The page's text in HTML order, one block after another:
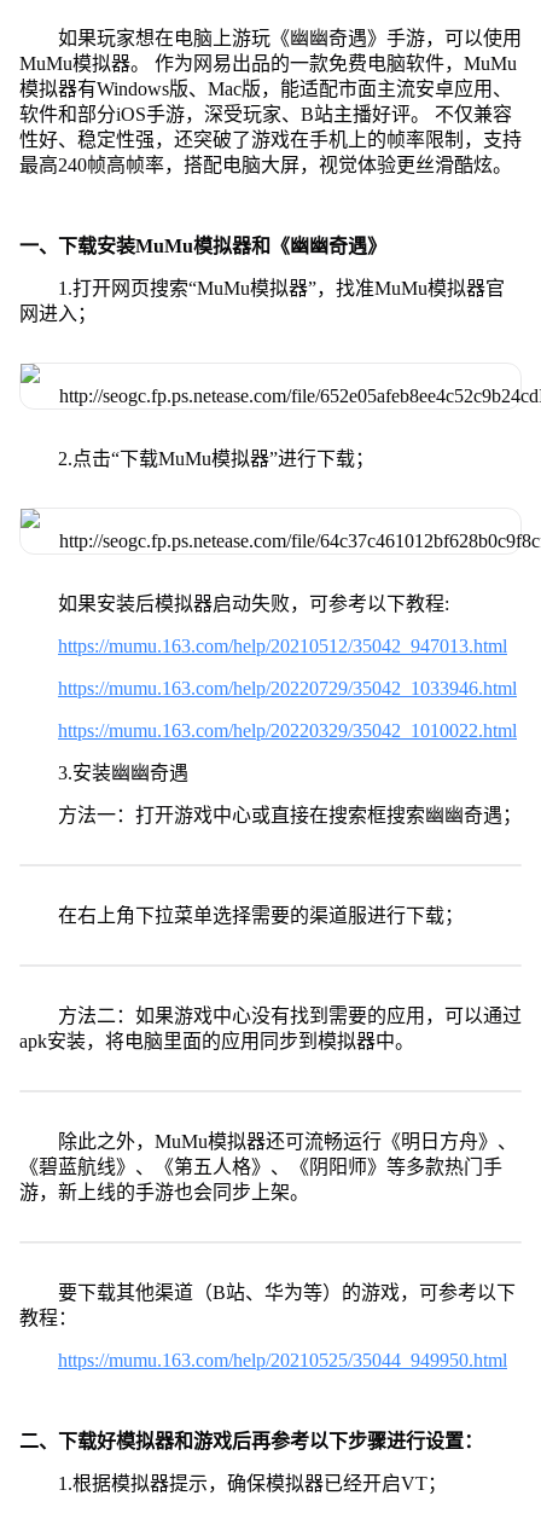
如果玩家想在电脑上游玩《幽幽奇遇》手游，可以使用
MuMu模拟器。 作为网易出品的一款免费电脑软件，MuMu
模拟器有Windows版、Mac版，能适配市面主流安卓应用、
软件和部分iOS手游，深受玩家、B站主播好评。 不仅兼容
性好、稳定性强，还突破了游戏在手机上的帧率限制，支持
最高240帧高帧率，搭配电脑大屏，视觉体验更丝滑酷炫。
一、下载安装MuMu模拟器和《幽幽奇遇》
1.打开网页搜索“MuMu模拟器”，找准MuMu模拟器官
网进入；
2.点击“下载MuMu模拟器”进行下载；
如果安装后模拟器启动失败，可参考以下教程:
https://mumu.163.com/help/20210512/35042_947013.html
https://mumu.163.com/help/20220729/35042_1033946.html
https://mumu.163.com/help/20220329/35042_1010022.html
3.安装幽幽奇遇
方法一：打开游戏中心或直接在搜索框搜索幽幽奇遇；
在右上角下拉菜单选择需要的渠道服进行下载；
方法二：如果游戏中心没有找到需要的应用，可以通过
apk安装，将电脑里面的应用同步到模拟器中。
除此之外，MuMu模拟器还可流畅运行《明日方舟》、
《碧蓝航线》、《第五人格》、《阴阳师》等多款热门手
游，新上线的手游也会同步上架。
要下载其他渠道（B站、华为等）的游戏，可参考以下
教程：
https://mumu.163.com/help/20210525/35044_949950.html
二、下载好模拟器和游戏后再参考以下步骤进行设置：
1.根据模拟器提示，确保模拟器已经开启VT；